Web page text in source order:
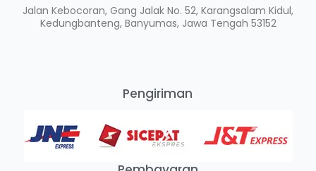
Jalan Kebocoran, Gang Jalak No. 52, Karangsalam Kidul,
Kedungbanteng, Banyumas, Jawa Tengah 53152
Pengiriman